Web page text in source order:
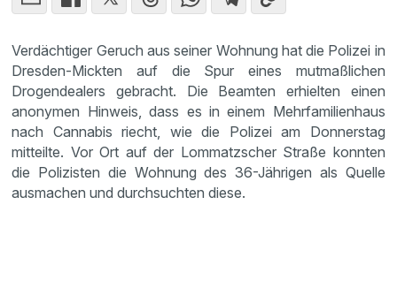
Verdächtiger Geruch aus seiner Wohnung hat die Polizei in
Dresden-Mickten auf die Spur eines mutmaßlichen
Drogendealers gebracht. Die Beamten erhielten einen
anonymen Hinweis, dass es in einem Mehrfamilienhaus
nach Cannabis riecht, wie die Polizei am Donnerstag
mitteilte. Vor Ort auf der Lommatzscher Straße konnten
die Polizisten die Wohnung des 36-Jährigen als Quelle
ausmachen und durchsuchten diese.